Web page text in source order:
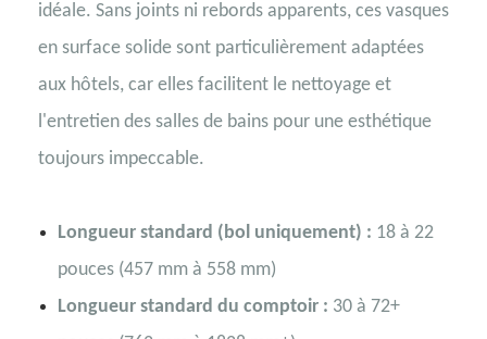
idéale. Sans joints ni rebords apparents, ces vasques
en surface solide sont particulièrement adaptées
aux hôtels, car elles facilitent le nettoyage et
l'entretien des salles de bains pour une esthétique
toujours impeccable.
Longueur standard (bol uniquement) : 18 à 22
pouces (457 mm à 558 mm)
Longueur standard du comptoir : 30 à 72+